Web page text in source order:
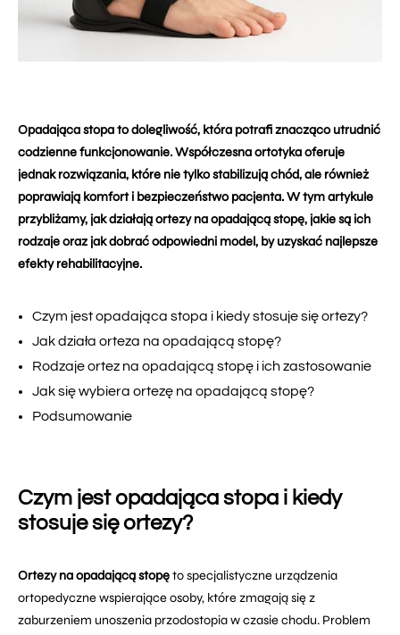
Opadająca stopa to dolegliwość, która potrafi znacząco utrudnić
codzienne funkcjonowanie. Współczesna ortotyka oferuje
jednak rozwiązania, które nie tylko stabilizują chód, ale również
poprawiają komfort i bezpieczeństwo pacjenta. W tym artykule
przybliżamy, jak działają ortezy na opadającą stopę, jakie są ich
rodzaje oraz jak dobrać odpowiedni model, by uzyskać najlepsze
efekty rehabilitacyjne.
Czym jest opadająca stopa i kiedy stosuje się ortezy?
Jak działa orteza na opadającą stopę?
Rodzaje ortez na opadającą stopę i ich zastosowanie
Jak się wybiera ortezę na opadającą stopę?
Podsumowanie
Czym jest opadająca stopa i kiedy
stosuje się ortezy?
Ortezy na opadającą stopęto specjalistyczne urządzenia
ortopedyczne wspierające osoby, które zmagają się z
zaburzeniem unoszenia przodostopia w czasie chodu. Problem